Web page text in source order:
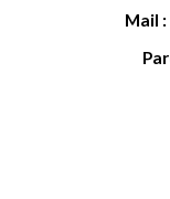
Mail :